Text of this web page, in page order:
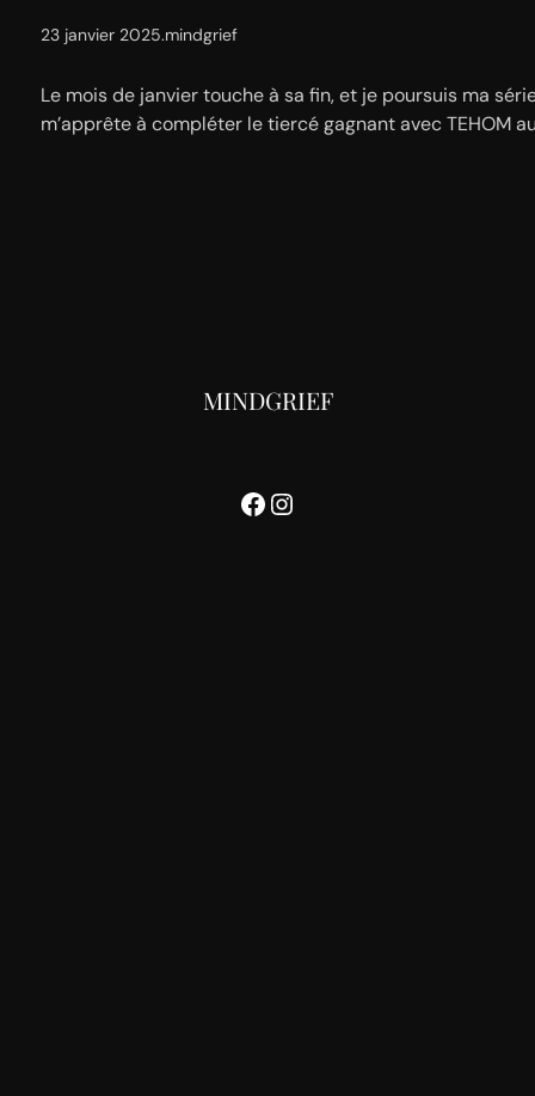
23 janvier 2025.mindgrief
Le mois de janvier touche à sa fin, et je poursuis ma
m’apprête à compléter le tiercé gagnant avec TEHOM
MINDGRIEF
Facebook
Instagram